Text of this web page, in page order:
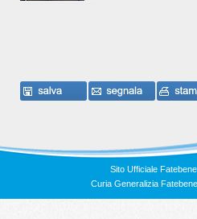
Sito Ufficiale
Curia Generalizia